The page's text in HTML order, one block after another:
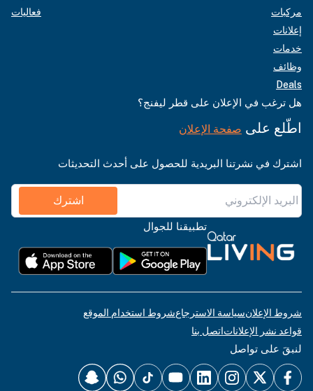
مركبات
إعلانات
خدمات
وظائف
Deals
فعاليات
هل ترغب في الإعلان على قطر ليفنج؟
اطّلع على صفحة الإعلان
اشترك في نشرتنا البريدية للحصول على أحدث التحديثات
اشترك
تطبيقنا للجوال
شروط الإعلانسياسة الاسترجاعشروط استخدام الموقع
قواعد نشر الإعلاناتاتصل بنا
لنبقَ على تواصل